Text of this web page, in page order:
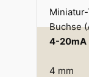
Buchse
4-20mA
4 mm